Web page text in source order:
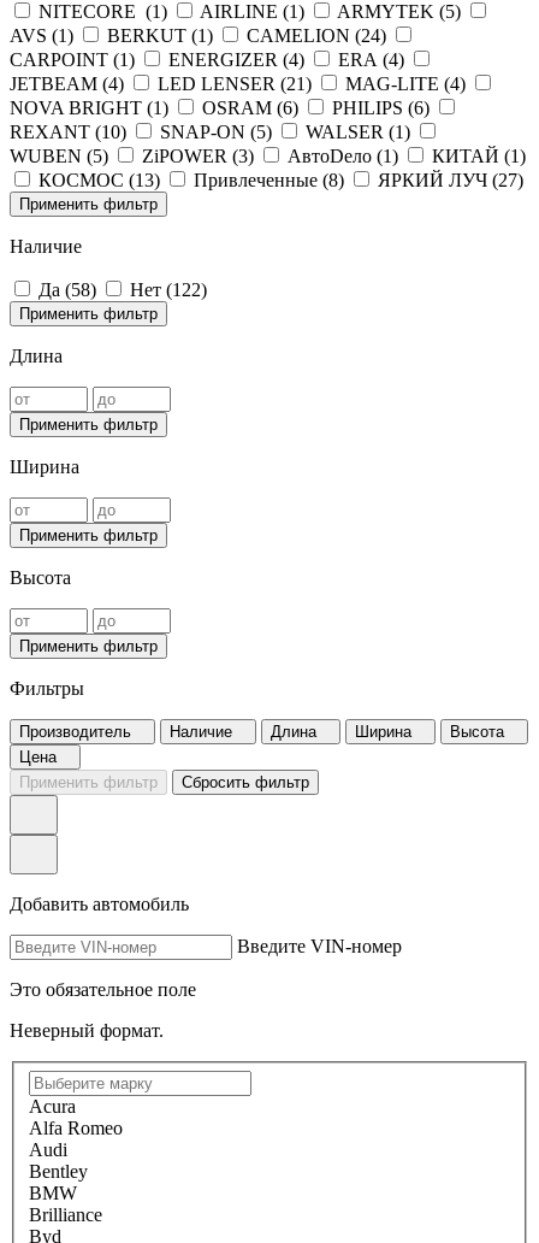
NITECORE (1) AIRLINE (1) ARMYTEK (5)
AVS (1) BERKUT (1) CAMELION (24)
CARPOINT (1) ENERGIZER (4) ERA (4)
JETBEAM (4) LED LENSER (21) MAG-LITE (4)
NOVA BRIGHT (1) OSRAM (6) PHILIPS (6)
REXANT (10) SNAP-ON (5) WALSER (1)
WUBEN (5) ZiPOWER (3) АвтоDело (1) КИТАЙ (1)
КОСМОС (13) Привлеченные (8) ЯРКИЙ ЛУЧ (27)
Применить фильтр
Наличие
Да (58) Нет (122)
Применить фильтр
Длина
Применить фильтр
Ширина
Применить фильтр
Высота
Применить фильтр
Фильтры
Производитель Наличие Длина Ширина
Высота
Цена
Применить фильтр
Сбросить фильтр
Добавить автомобиль
Введите VIN-номер
Это обязательное поле
Неверный формат.
Acura
Alfa Romeo
Audi
Bentley
BMW
Brilliance
Byd